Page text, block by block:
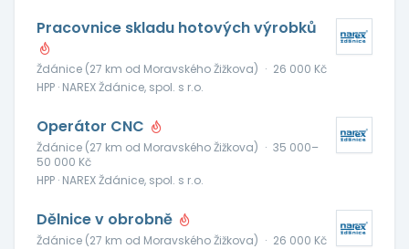
Pracovnice skladu hotových výrobků
Ždánice (27 km od Moravského Žižkova) · 26 000 Kč
HPP · NAREX Ždánice, spol. s r.o.
Operátor CNC
Ždánice (27 km od Moravského Žižkova) · 35 000–
50 000 Kč
HPP · NAREX Ždánice, spol. s r.o.
Dělnice v obrobně
Ždánice (27 km od Moravského Žižkova) · 26 000 Kč